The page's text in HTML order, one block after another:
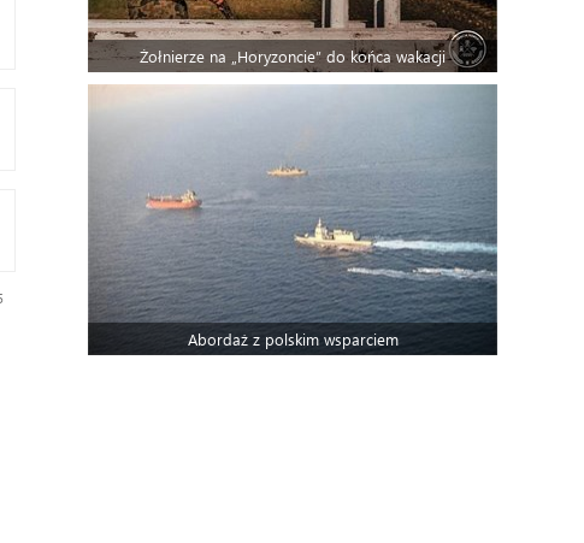
Żołnierze na „Horyzoncie” do końca wakacji
Abordaż z polskim wsparciem